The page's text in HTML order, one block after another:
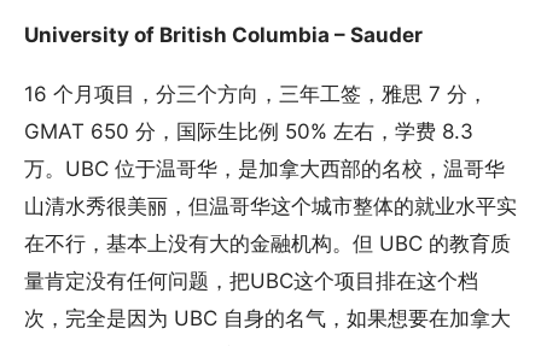
University of British Columbia – Sauder
16 个月项目，分三个方向，三年工签，雅思 7 分，
GMAT 650 分，国际生比例 50% 左右，学费 8.3
万。UBC 位于温哥华，是加拿大西部的名校，温哥华
山清水秀很美丽，但温哥华这个城市整体的就业水平实
在不行，基本上没有大的金融机构。但 UBC 的教育质
量肯定没有任何问题，把UBC这个项目排在这个档
次，完全是因为 UBC 自身的名气，如果想要在加拿大